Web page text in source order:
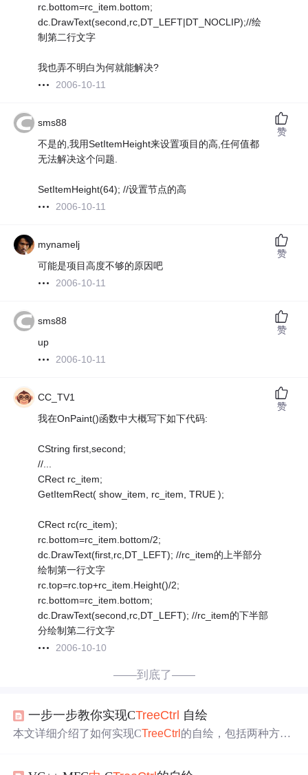
rc.bottom=rc_item.bottom;
dc.DrawText(second,rc,DT_LEFT|DT_NOCLIP);//绘
制第二行文字
我也弄不明白为何就能解决?
2006-10-11
sms88
不是的,我用SetItemHeight来设置项目的高,任何值都
无法解决这个问题.
SetItemHeight(64); //设置节点的高
2006-10-11
赞
mynamelj
可能是项目高度不够的原因吧
2006-10-11
赞
sms88
up
2006-10-11
赞
CC_TV1
我在OnPaint()函数中大概写下如下代码:
CString first,second;
//...
CRect rc_item;
GetItemRect( show_item, rc_item, TRUE );
CRect rc(rc_item);
rc.bottom=rc_item.bottom/2;
dc.DrawText(first,rc,DT_LEFT); //rc_item的上半部分
绘制第一行文字
rc.top=rc.top+rc_item.Height()/2;
rc.bottom=rc_item.bottom;
dc.DrawText(second,rc,DT_LEFT); //rc_item的下半部
分绘制第二行文字
2006-10-10
赞
——到底了——
一步一步教你实现CTreeCtrl 自绘
本文详细介绍了如何实现CTreeCtrl 的自绘，包括两种方